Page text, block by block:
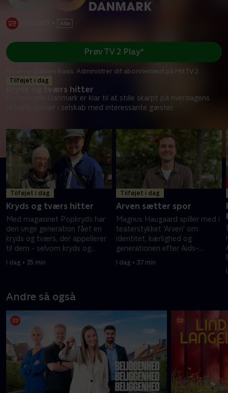
Tilføjet i dag
Kryds og tværs hitter
Go' morgen Danmark er klar til at stille skarpt på hverdagens
aktuelle emner i selskab med interessante gæster.
Prøv TV 2 Play*
*Kræver pakken Basis. Administrer dit abonnement på Mit TV 2.
Tilføjet i dag
Kryds og tværs hitter
Med magasinet Popkryds har
den unge generation fået en
kryds og tværs, der appellerer
til dem - selvom kryds og
er det populært hos både unge
I dag • 35 min
Tilføjet i dag
Arven sætter spor
Magnus Haugaard spiller med i
teaterstykket 'Arven' om
identitet, kærlighed og
generationen efter Aids-
flere gange rørt ham til tårer.
I dag • 37 min
Andre så også